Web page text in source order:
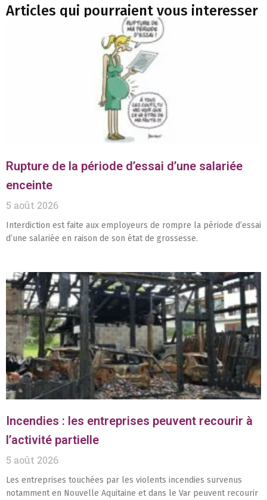
Articles qui pourraient vous interesser
Rupture de la période d’essai d’une salariée
enceinte
5 août 2026
Interdiction est faite aux employeurs de rompre la période d’essai
d’une salariée en raison de son état de grossesse.
Incendies : les entreprises peuvent recourir à
l’activité partielle
5 août 2026
Les entreprises touchées par les violents incendies survenus
notamment en Nouvelle Aquitaine et dans le Var peuvent recourir